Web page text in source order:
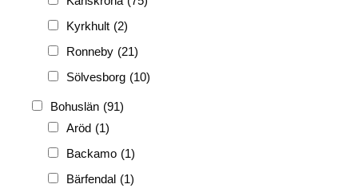
Kyrkhult (2)
Ronneby (21)
Sölvesborg (10)
Bohuslän (91)
Aröd (1)
Backamo (1)
Bärfendal (1)